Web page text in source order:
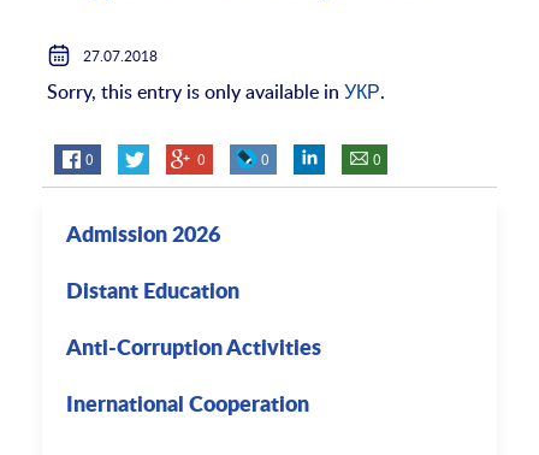
27.07.2018
Sorry, this entry is only available inУКР.
0 0 0 0
Admission 2026
Distant Education
Anti-Corruption Activities
Inernational Cooperation